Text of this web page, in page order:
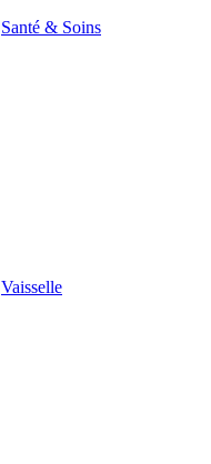
Santé & Soins
Vaisselle